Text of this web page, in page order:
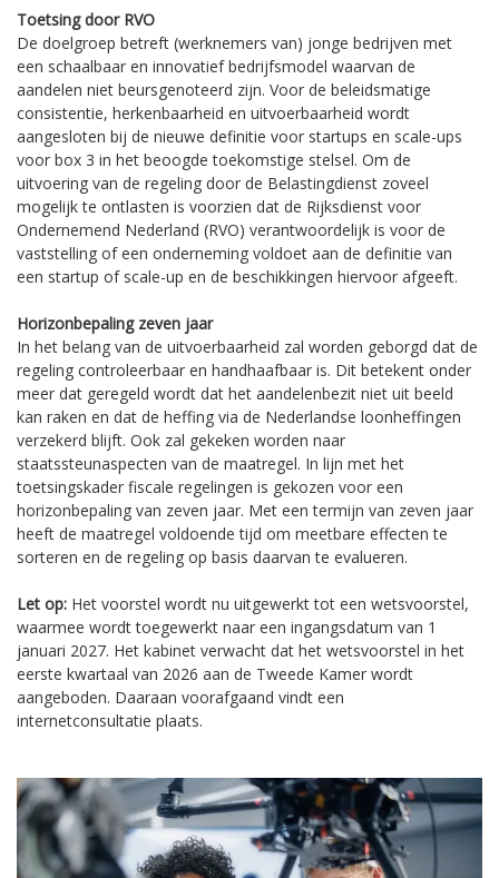
Toetsing door RVO
De doelgroep betreft (werknemers van) jonge bedrijven met
een schaalbaar en innovatief bedrijfsmodel waarvan de
aandelen niet beursgenoteerd zijn. Voor de beleidsmatige
consistentie, herkenbaarheid en uitvoerbaarheid wordt
aangesloten bij de nieuwe definitie voor startups en scale-ups
voor box 3 in het beoogde toekomstige stelsel. Om de
uitvoering van de regeling door de Belastingdienst zoveel
mogelijk te ontlasten is voorzien dat de Rijksdienst voor
Ondernemend Nederland (RVO) verantwoordelijk is voor de
vaststelling of een onderneming voldoet aan de definitie van
een startup of scale-up en de beschikkingen hiervoor afgeeft.
Horizonbepaling zeven jaar
In het belang van de uitvoerbaarheid zal worden geborgd dat de
regeling controleerbaar en handhaafbaar is. Dit betekent onder
meer dat geregeld wordt dat het aandelenbezit niet uit beeld
kan raken en dat de heffing via de Nederlandse loonheffingen
verzekerd blijft. Ook zal gekeken worden naar
staatssteunaspecten van de maatregel. In lijn met het
toetsingskader fiscale regelingen is gekozen voor een
horizonbepaling van zeven jaar. Met een termijn van zeven jaar
heeft de maatregel voldoende tijd om meetbare effecten te
sorteren en de regeling op basis daarvan te evalueren.
Let op: Het voorstel wordt nu uitgewerkt tot een wetsvoorstel,
waarmee wordt toegewerkt naar een ingangsdatum van 1
januari 2027. Het kabinet verwacht dat het wetsvoorstel in het
eerste kwartaal van 2026 aan de Tweede Kamer wordt
aangeboden. Daaraan voorafgaand vindt een
internetconsultatie plaats.